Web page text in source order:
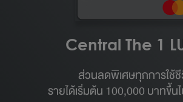
Central The 1
ส่วนลดพิเศษทุกการใช้
รายได้เริ่มต้น 100,000 บาทขึ้น